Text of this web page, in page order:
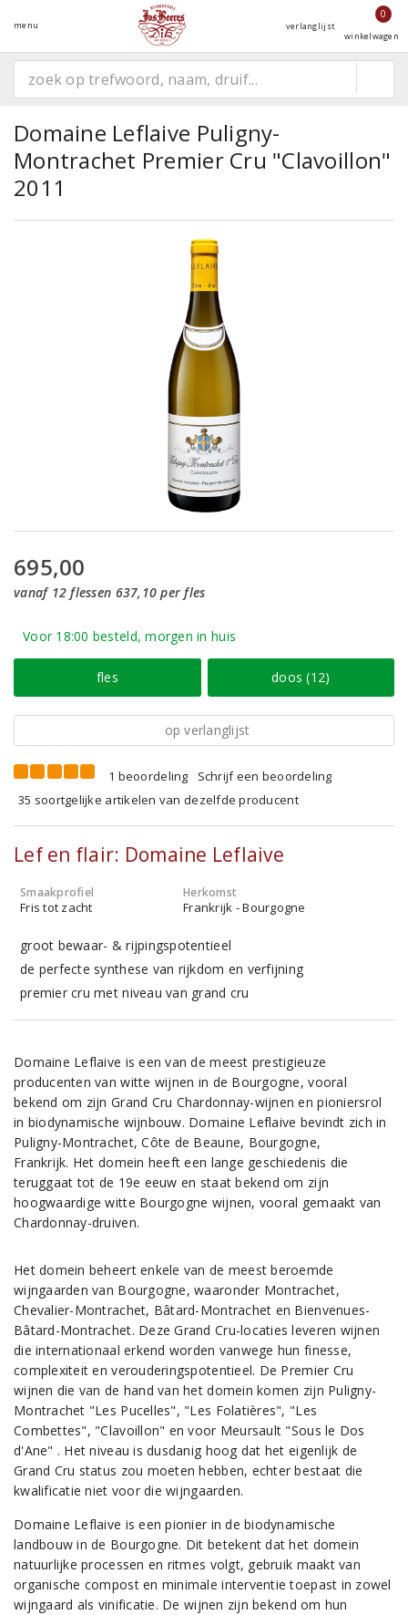
menu verlanglijst
0
winkelwagen
Domaine Leflaive Puligny-
Montrachet Premier Cru "Clavoillon"
2011
695,00
vanaf 12 flessen 637,10 per fles
Voor 18:00 besteld, morgen in huis
fles doos (12)
op verlanglijst
1 beoordeling
Schrijf een beoordeling
35 soortgelijke artikelen van dezelfde producent
Lef en flair: Domaine Leflaive
Smaakprofiel
Fris tot zacht
Herkomst
Frankrijk - Bourgogne
groot bewaar- & rijpingspotentieel
de perfecte synthese van rijkdom en verfijning
premier cru met niveau van grand cru
Domaine Leflaive is een van de meest prestigieuze
producenten van witte wijnen in de Bourgogne, vooral
bekend om zijn Grand Cru Chardonnay-wijnen en pioniersrol
in biodynamische wijnbouw. Domaine Leflaive bevindt zich in
Puligny-Montrachet, Côte de Beaune, Bourgogne,
Frankrijk. Het domein heeft een lange geschiedenis die
teruggaat tot de 19e eeuw en staat bekend om zijn
hoogwaardige witte Bourgogne wijnen, vooral gemaakt van
Chardonnay-druiven.
Het domein beheert enkele van de meest beroemde
wijngaarden van Bourgogne, waaronder Montrachet,
Chevalier-Montrachet, Bâtard-Montrachet en Bienvenues-
Bâtard-Montrachet. Deze Grand Cru-locaties leveren wijnen
die internationaal erkend worden vanwege hun finesse,
complexiteit en verouderingspotentieel. De Premier Cru
wijnen die van de hand van het domein komen zijn Puligny-
Montrachet "Les Pucelles", "Les Folatières", "Les
Combettes", "Clavoillon" en voor Meursault "Sous le Dos
d'Ane" . Het niveau is dusdanig hoog dat het eigenlijk de
Grand Cru status zou moeten hebben, echter bestaat die
kwalificatie niet voor die wijngaarden.
Domaine Leflaive is een pionier in de biodynamische
landbouw in de Bourgogne. Dit betekent dat het domein
natuurlijke processen en ritmes volgt, gebruik maakt van
organische compost en minimale interventie toepast in zowel
wijngaard als vinificatie. De wijnen zijn bekend om hun